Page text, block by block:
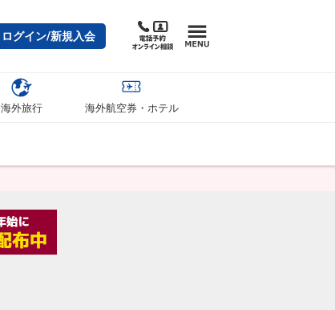
ログイン/新規入会
海外旅行 海外航空券・ホテル